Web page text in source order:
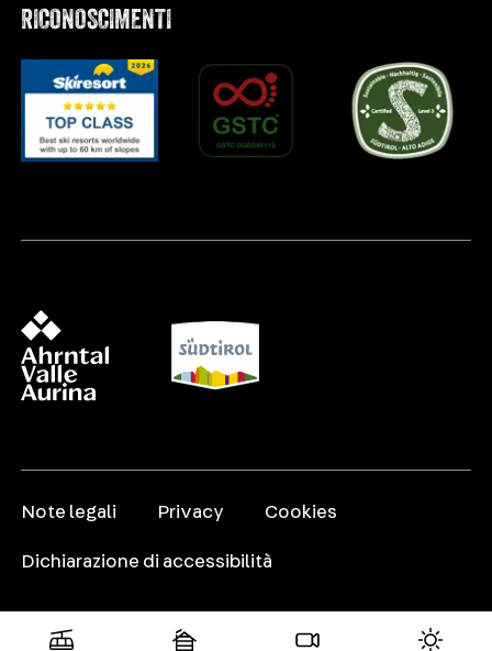
RICONOSCIMENTI
Note legali Privacy Cookies
Dichiarazione di accessibilità